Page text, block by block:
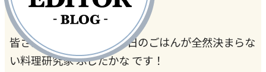
皆さん、こんにちは。今日のごはんが全然決まらな
い料理研究家 ふじたかな です！